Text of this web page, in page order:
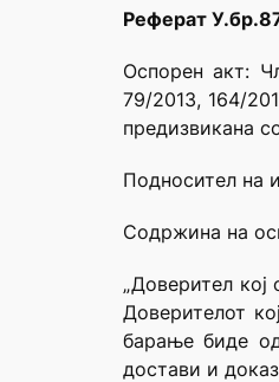
Реферат
Оспорен акт:
79/2013, 164/
предизвикана
Подносител на
Содржина на
„Доверител
Доверителот
барање биде
достави и